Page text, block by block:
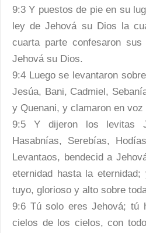
9:3 Y puestos de pie en su
ley de Jehová su Dios la
cuarta parte confesaron
Jehová su Dios.
9:4 Luego se levantaron
Jesúa, Bani, Cadmiel,
y Quenani, y clamaron en
9:5 Y dijeron los levitas
Hasabnías, Serebías,
Levantaos, bendecid a
eternidad hasta la
tuyo, glorioso y alto sobre
9:6 Tú solo eres Jehová; tú
cielos de los cielos, con